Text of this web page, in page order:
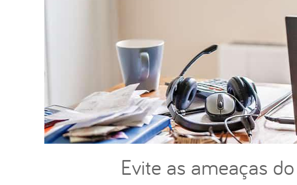
Evite as ameaças